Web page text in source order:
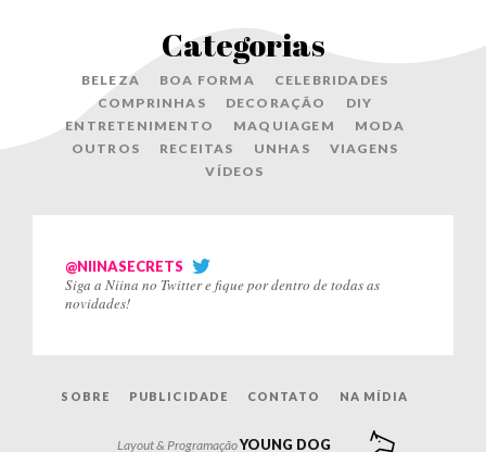
Categorias
BELEZA BOA FORMA
CELEBRIDADES
COMPRINHAS
DECORAÇÃO
DIY
ENTRETENIMENTO
MAQUIAGEM
MODA
OUTROS
RECEITAS UNHAS
VIAGENS
VÍDEOS
@NIINASECRETS
Siga a Niina no Twitter e fique por dentro de todas as
novidades!
SOBRE PUBLICIDADE CONTATO NA MÍDIA
Layout & ProgramaçãoYOUNG DOG